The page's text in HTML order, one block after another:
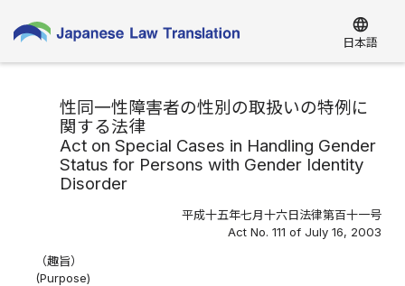
language
日本語
性同一性障害者の性別の取扱いの特例に
関する法律
Act on Special Cases in Handling Gender
Status for Persons with Gender Identity
Disorder
平成十五年七月十六日法律第百十一号
Act No. 111 of July 16, 2003
（趣旨）
(Purpose)